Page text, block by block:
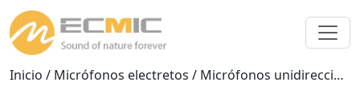
Inicio / Micrófonos electretos / Micrófonos unidireccionales